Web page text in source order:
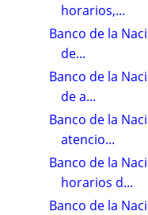
horarios,...
Banco de la
de...
Banco de la
de a...
Banco de la
atencio...
Banco de la
horarios d...
Banco de la